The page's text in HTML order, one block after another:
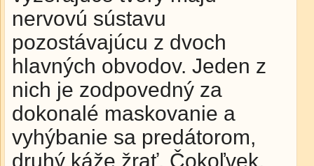
nervovú sústavu
pozostávajúcu z dvoch
hlavných obvodov. Jeden z
nich je zodpovedný za
dokonalé maskovanie a
vyhýbanie sa predátorom,
druhý káže žrať. Čokoľvek,